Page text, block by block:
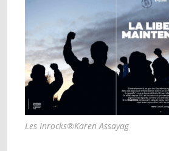
Les Inrocks®Karen Assayag